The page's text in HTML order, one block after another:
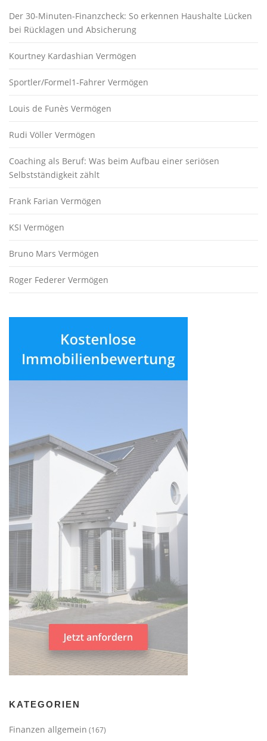
Der 30-Minuten-Finanzcheck: So erkennen Haushalte Lücken
bei Rücklagen und Absicherung
Kourtney Kardashian Vermögen
Sportler/Formel1-Fahrer Vermögen
Louis de Funès Vermögen
Rudi Völler Vermögen
Coaching als Beruf: Was beim Aufbau einer seriösen
Selbstständigkeit zählt
Frank Farian Vermögen
KSI Vermögen
Bruno Mars Vermögen
Roger Federer Vermögen
KATEGORIEN
Finanzen allgemein (167)